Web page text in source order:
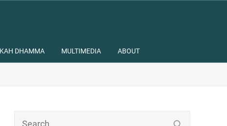
DHAMMA MULTIMEDIA ABOUT